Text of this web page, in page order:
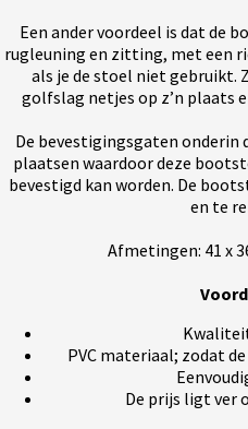
Een ander voordeel is dat de
rugleuning en zitting, met een
als je de stoel niet gebruikt.
golfslag netjes op z’n plaats
De bevestigingsgaten
plaatsen waardoor deze
bevestigd kan worden. De
en te
Afmetingen: 41 x
PVC materiaal; zodat
De prijs ligt ver